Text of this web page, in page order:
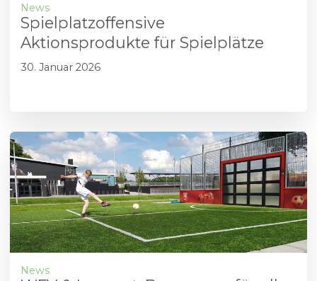
News
Spielplatzoffensive
Aktionsprodukte für Spielplätze
30. Januar 2026
News